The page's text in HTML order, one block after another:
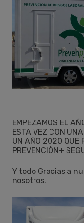
EMPEZAMOS EL
ESTA VEZ CON
UN AÑO 2020 QUE
PREVENCIÓN+
Y todo Gracias a
nosotros.